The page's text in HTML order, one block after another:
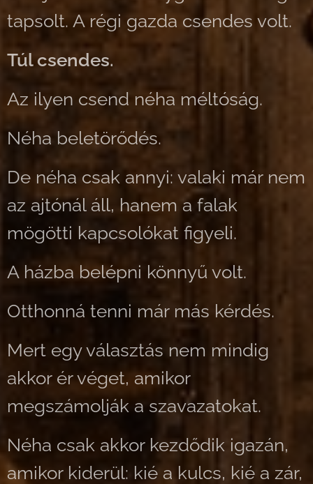
tapsolt. A régi gazda csendes volt.
Túl csendes.
Az ilyen csend néha méltóság.
Néha beletörődés.
De néha csak annyi: valaki már nem
az ajtónál áll, hanem a falak
mögötti kapcsolókat figyeli.
A házba belépni könnyű volt.
Otthonná tenni már más kérdés.
Mert egy választás nem mindig
akkor ér véget, amikor
megszámolják a szavazatokat.
Néha csak akkor kezdődik igazán,
amikor kiderül: kié a kulcs, kié a zár,